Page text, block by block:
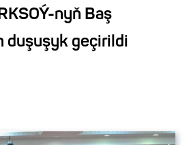
nyň Baş
duşuşyk geçirildi